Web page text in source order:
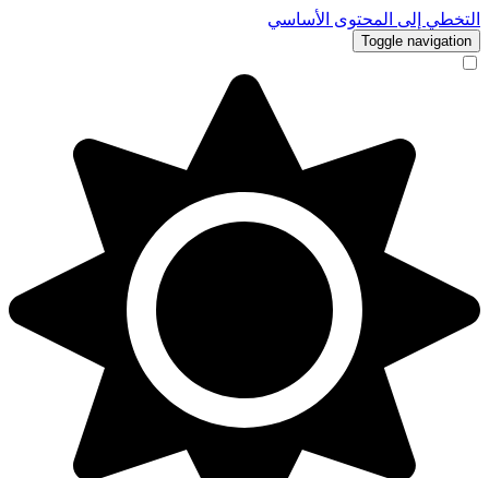
التخطي إلى المحتوى الأساسي
Toggle navigation